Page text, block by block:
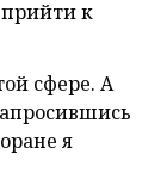
прийти к
сфере. А
я